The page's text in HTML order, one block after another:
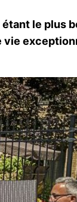
le plus
vie